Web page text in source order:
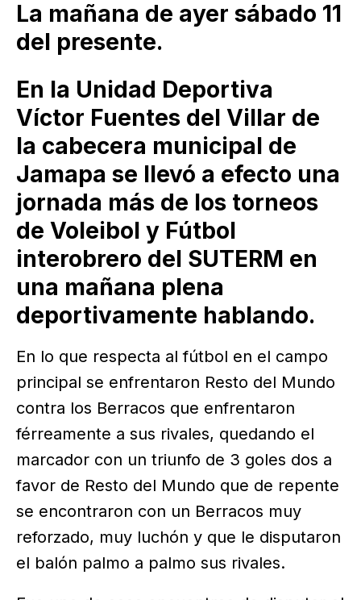
La mañana de ayer sábado 11
del presente.
En la Unidad Deportiva
Víctor Fuentes del Villar de
la cabecera municipal de
Jamapa se llevó a efecto una
jornada más de los torneos
de Voleibol y Fútbol
interobrero del SUTERM en
una mañana plena
deportivamente hablando.
En lo que respecta al fútbol en el campo
principal se enfrentaron Resto del Mundo
contra los Berracos que enfrentaron
férreamente a sus rivales, quedando el
marcador con un triunfo de 3 goles dos a
favor de Resto del Mundo que de repente
se encontraron con un Berracos muy
reforzado, muy luchón y que le disputaron
el balón palmo a palmo sus rivales.